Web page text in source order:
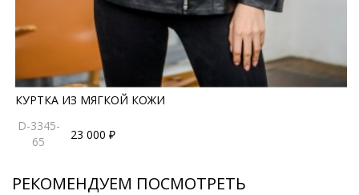
КУРТКА ИЗ МЯГКОЙ КОЖИ
D-3345-
65
23 000 ₽
РЕКОМЕНДУЕМ ПОСМОТРЕТЬ